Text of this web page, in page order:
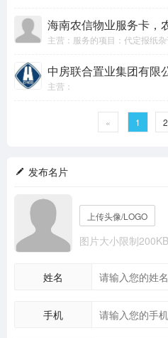
海南农信物业服务卡，
中房联合置业集团有限
主营：
« 1 2
发布名片
上传头像/LOGO
图片大小限制
姓名
手机